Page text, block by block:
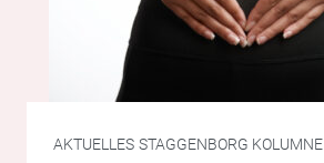
AKTUELLES STAGGENBORG KOLUMNE